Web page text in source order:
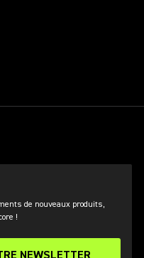
de nouveaux produits,
!
NEWSLETTER